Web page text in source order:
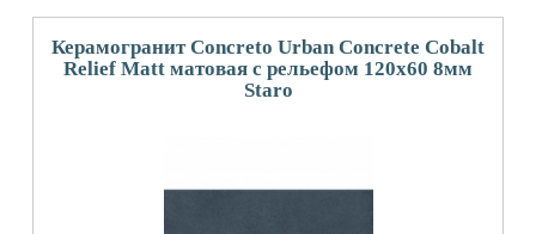
Керамогранит Concreto Urban Concrete Cobalt
Relief Matt матовая с рельефом 120x60 8мм
Staro